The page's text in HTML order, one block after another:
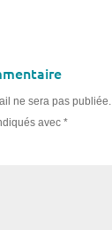
ne sera pas publiée.
avec *